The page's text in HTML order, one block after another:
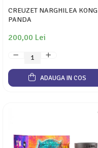
CREUZET NARGHILEA KONG
PANDA
200,00 Lei
ADAUGA IN COS